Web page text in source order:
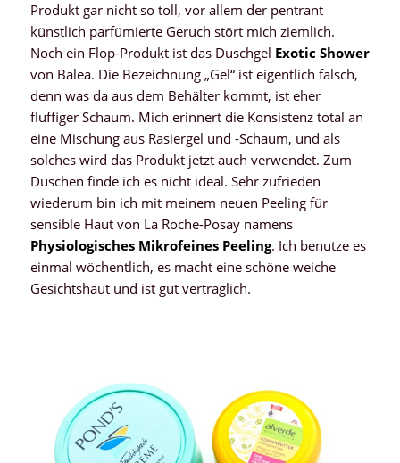
Produkt gar nicht so toll, vor allem der pentrant
künstlich parfümierte Geruch stört mich ziemlich.
Noch ein Flop-Produkt ist das Duschgel Exotic Shower
von Balea. Die Bezeichnung „Gel“ ist eigentlich falsch,
denn was da aus dem Behälter kommt, ist eher
fluffiger Schaum. Mich erinnert die Konsistenz total an
eine Mischung aus Rasiergel und -Schaum, und als
solches wird das Produkt jetzt auch verwendet. Zum
Duschen finde ich es nicht ideal. Sehr zufrieden
wiederum bin ich mit meinem neuen Peeling für
sensible Haut von La Roche-Posay namens
Physiologisches Mikrofeines Peeling. Ich benutze es
einmal wöchentlich, es macht eine schöne weiche
Gesichtshaut und ist gut verträglich.